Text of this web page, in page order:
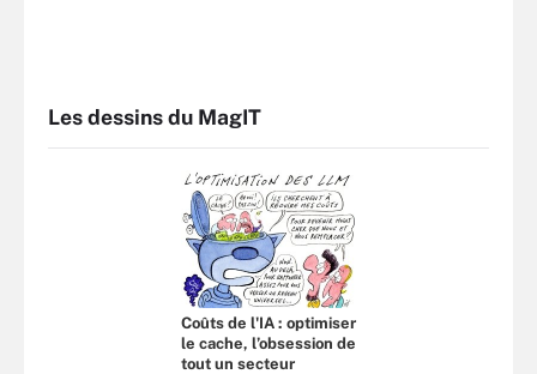
Les dessins du MagIT
Coûts de l'IA : optimiser
le cache, l’obsession de
tout un secteur